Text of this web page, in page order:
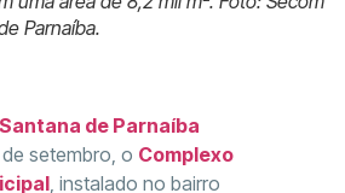
Parnaíba.
Santana de Parnaíba
setembro, o Complexo
, instalado no bairro